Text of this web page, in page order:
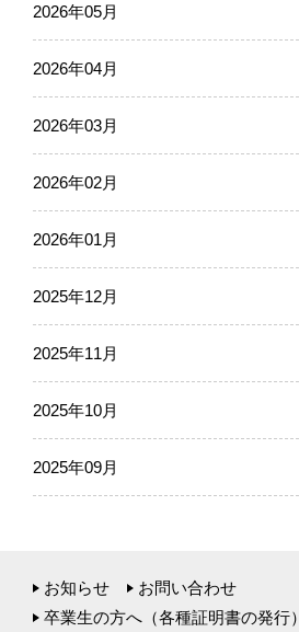
2026年05月
2026年04月
2026年03月
2026年02月
2026年01月
2025年12月
2025年11月
2025年10月
2025年09月
お知らせ
お問い合わせ
卒業生の方へ（各種証明書の発行）